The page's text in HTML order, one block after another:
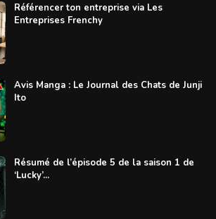
Référencer ton entreprise via Les
Entreprises Frenchy
Avis Manga : Le Journal des Chats de Junji
Ito
Résumé de l’épisode 5 de la saison 1 de
‘Lucky’...